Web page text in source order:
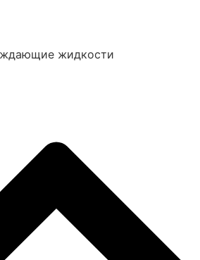
жидкости